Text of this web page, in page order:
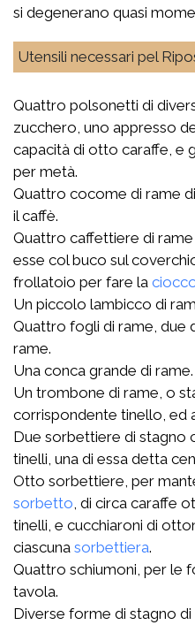
si degenerano quasi
Utensili necessari pel
Quattro polsonetti di
zucchero, uno appresso
capacità di otto caraffe, e
per metà.
Quattro cocome di rame
il caffè.
Quattro caffettiere di
esse col buco sul
frollatoio per fare la
Un piccolo lambicco di
Quattro fogli di rame, due
rame.
Una conca grande di rame.
Un trombone di rame, o
corrispondente tinello, ed
Due sorbettiere di stagno
tinelli, una di essa detta
Otto sorbettiere, per
sorbetto , di circa caraffe
tinelli, e cucchiaroni di
ciascuna sorbettiera.
Quattro schiumoni, per le
tavola.
Diverse forme di stagno